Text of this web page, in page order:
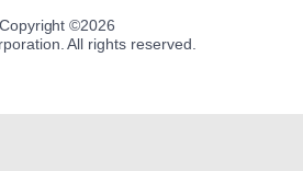
Copyright ©2026
All rights reserved.